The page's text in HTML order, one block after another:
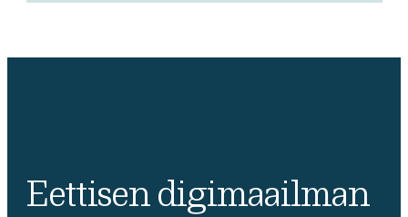
Eettisen digimaailman